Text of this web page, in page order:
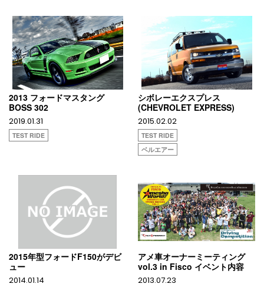
2013 フォードマスタング
BOSS 302
2019.01.31
TEST RIDE
シボレーエクスプレス
(CHEVROLET EXPRESS)
2015.02.02
TEST RIDE
ベルエアー
2015年型フォードF150がデビ
ュー
2014.01.14
アメ車オーナーミーティング
vol.3 in Fisco イベント内容
2013.07.23